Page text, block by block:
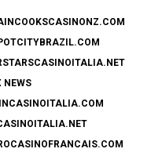
NEWS